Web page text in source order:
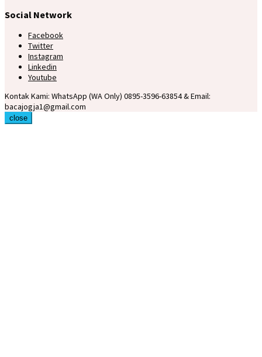
Social Network
Facebook
Twitter
Instagram
Linkedin
Youtube
Kontak Kami: WhatsApp (WA Only) 0895-3596-63854 & Email:
bacajogja1@gmail.com
close